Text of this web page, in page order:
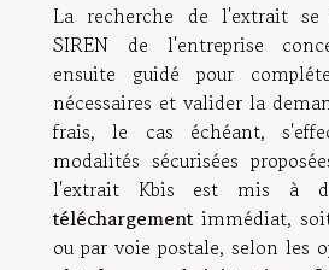
La recherche de l'extrait
SIREN de l'entreprise
ensuite guidé pour
nécessaires et valider la
frais, le cas échéant,
modalités sécurisées
l'extrait Kbis est mis à
téléchargementimmédiat,
ou par voie postale, selon les